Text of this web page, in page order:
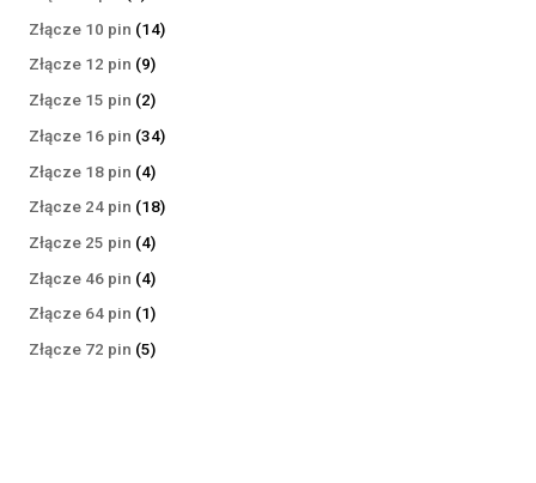
produkty
Złącze 10 pin 1414
Złącze 12 pin 99
produktów
Złącze 15 pin 22
produkty
Złącze 16 pin 3434
Złącze 18 pin 44
produkty
Złącze 24 pin 1818
Złącze 25 pin 44
produkty
Złącze 46 pin 44
produkty
Złącze 64 pin 11
produkt
Złącze 72 pin 55